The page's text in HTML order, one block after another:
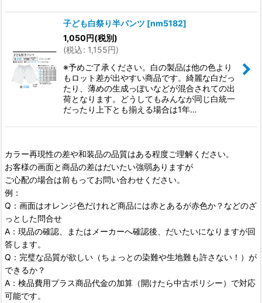
子ども白祭り半パンツ [nm5182]
1,050円(税別)
(税込: 1,155円)
※予めご了承ください。白の製品は他の色より
もロット差が出やすい商品です。綺麗な白だっ
たり、薄めの生成っぽいなどが混合されての出
荷となります。どうしてもみんなが同じ白統一
だったり上下とも揃える場合は1年…
カラー再現性の差や和装品の品質はある程度ご理解ください。
お客様の画面と商品の差はだいたい強弱ありますが
ご心配の場合は前もってお問い合わせください。
例：
Q：画面はオレンジ色だけれど商品には赤とあるが赤色か？などのざ
っとした問合せ
A：現品の確認、またはメーカーへ確認後、だいたいになりますが回
答します。
Q：完璧な品質が欲しい（ちょっとの染難や生地難も許さない！）が
できるか？
A：検品費用プラス商品代金の加算（開けたら中古ポリシー）で対応
可能です。